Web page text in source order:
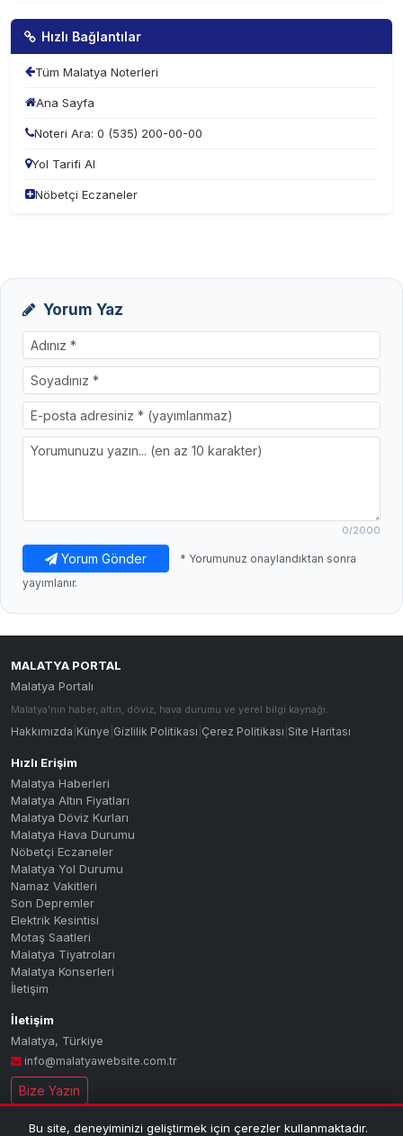
Hızlı Bağlantılar
Tüm Malatya Noterleri
Ana Sayfa
Noteri Ara: 0 (535) 200-00-00
Yol Tarifi Al
Nöbetçi Eczaneler
Yorum Yaz
0/2000
Yorum Gönder
* Yorumunuz onaylandıktan sonra
yayımlanır.
MALATYA PORTAL
Malatya Portalı
Malatya'nın haber, altın, döviz, hava durumu ve yerel bilgi kaynağı.
Hakkımızda Künye Gizlilik Politikası Çerez Politikası Site Haritası
Hızlı Erişim
Malatya Haberleri
Malatya Altın Fiyatları
Malatya Döviz Kurları
Malatya Hava Durumu
Nöbetçi Eczaneler
Malatya Yol Durumu
Namaz Vakitleri
Son Depremler
Elektrik Kesintisi
Motaş Saatleri
Malatya Tiyatroları
Malatya Konserleri
İletişim
İletişim
Malatya, Türkiye
info@malatyawebsite.com.tr
Bize Yazın
Bu site, deneyiminizi geliştirmek için çerezler kullanmaktadır.